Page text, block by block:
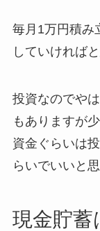
毎月1万円積み
していければ
投資なのでやは
もありますが
資金ぐらいは
らいでいいと
現金貯蓄